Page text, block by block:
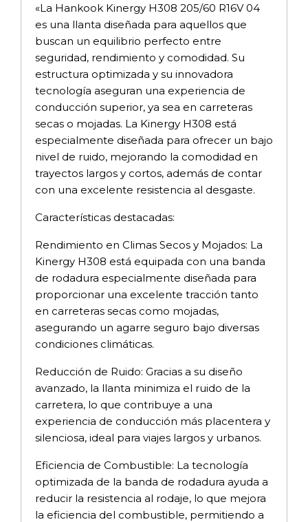
«La Hankook Kinergy H308 205/60 R16V 04
es una llanta diseñada para aquellos que
buscan un equilibrio perfecto entre
seguridad, rendimiento y comodidad. Su
estructura optimizada y su innovadora
tecnología aseguran una experiencia de
conducción superior, ya sea en carreteras
secas o mojadas. La Kinergy H308 está
especialmente diseñada para ofrecer un bajo
nivel de ruido, mejorando la comodidad en
trayectos largos y cortos, además de contar
con una excelente resistencia al desgaste.
Características destacadas:
Rendimiento en Climas Secos y Mojados: La
Kinergy H308 está equipada con una banda
de rodadura especialmente diseñada para
proporcionar una excelente tracción tanto
en carreteras secas como mojadas,
asegurando un agarre seguro bajo diversas
condiciones climáticas.
Reducción de Ruido: Gracias a su diseño
avanzado, la llanta minimiza el ruido de la
carretera, lo que contribuye a una
experiencia de conducción más placentera y
silenciosa, ideal para viajes largos y urbanos.
Eficiencia de Combustible: La tecnología
optimizada de la banda de rodadura ayuda a
reducir la resistencia al rodaje, lo que mejora
la eficiencia del combustible, permitiendo a